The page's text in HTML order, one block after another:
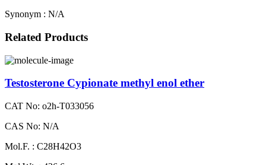
Synonym : N/A
Related Products
Testosterone Cypionate methyl enol ether
CAT No: o2h-T033056
CAS No: N/A
Mol.F. : C28H42O3